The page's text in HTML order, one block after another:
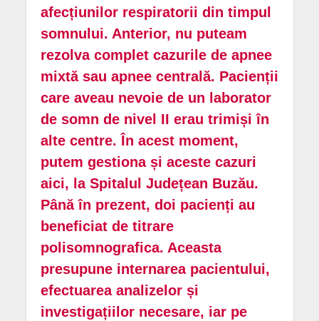
afecțiunilor respiratorii din timpul
somnului. Anterior, nu puteam
rezolva complet cazurile de apnee
mixtă sau apnee centrală. Pacienții
care aveau nevoie de un laborator
de somn de nivel II erau trimiși în
alte centre. În acest moment,
putem gestiona și aceste cazuri
aici, la Spitalul Județean Buzău.
Până în prezent, doi pacienți au
beneficiat de titrare
polisomnografica. Aceasta
presupune internarea pacientului,
efectuarea analizelor și
investigațiilor necesare, iar pe